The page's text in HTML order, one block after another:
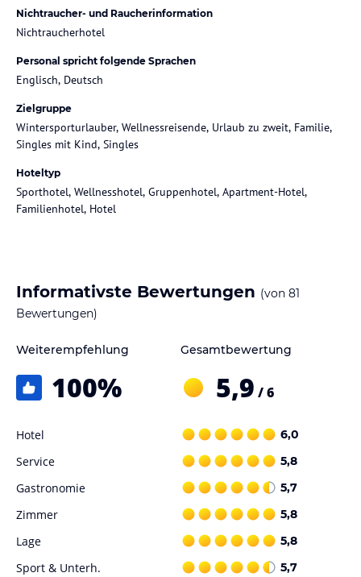
Nichtraucher- und Raucherinformation
Nichtraucherhotel
Personal spricht folgende Sprachen
Englisch, Deutsch
Zielgruppe
Wintersporturlauber, Wellnessreisende, Urlaub zu zweit, Familie,
Singles mit Kind, Singles
Hoteltyp
Sporthotel, Wellnesshotel, Gruppenhotel, Apartment-Hotel,
Familienhotel, Hotel
Informativste Bewertungen (von 81
Bewertungen)
Weiterempfehlung
100%
Gesamtbewertung
5,9 / 6
Hotel 6,0
Service 5,8
Gastronomie 5,7
Zimmer 5,8
Lage 5,8
Sport & Unterh. 5,7